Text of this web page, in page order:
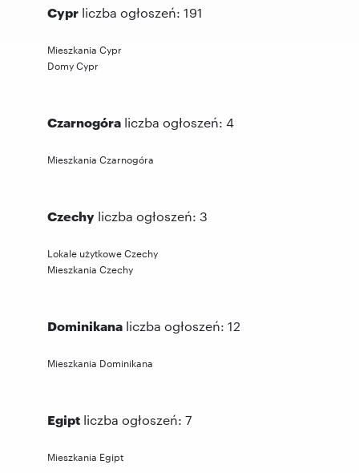
Cypr liczba ogłoszeń: 191
Mieszkania Cypr
Domy Cypr
Czarnogóra liczba ogłoszeń: 4
Mieszkania Czarnogóra
Czechy liczba ogłoszeń: 3
Lokale użytkowe Czechy
Mieszkania Czechy
Dominikana liczba ogłoszeń: 12
Mieszkania Dominikana
Egipt liczba ogłoszeń: 7
Mieszkania Egipt